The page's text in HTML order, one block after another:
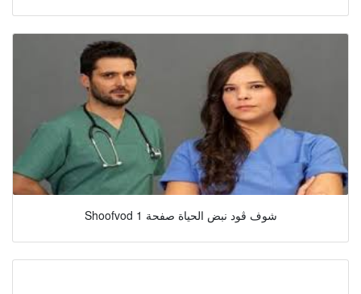
Shoofvod شوف ڤود نبض الحياة صفحة 1